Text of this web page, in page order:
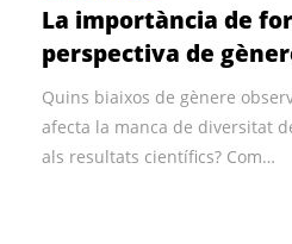
La importància de
perspectiva de
Quins biaixos de gènere
afecta la manca de diversitat
als resultats científics? Com…